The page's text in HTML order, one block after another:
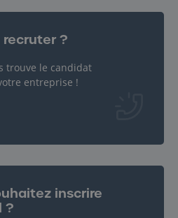
?
trouve le candidat
entreprise !
ici
inscrire
?